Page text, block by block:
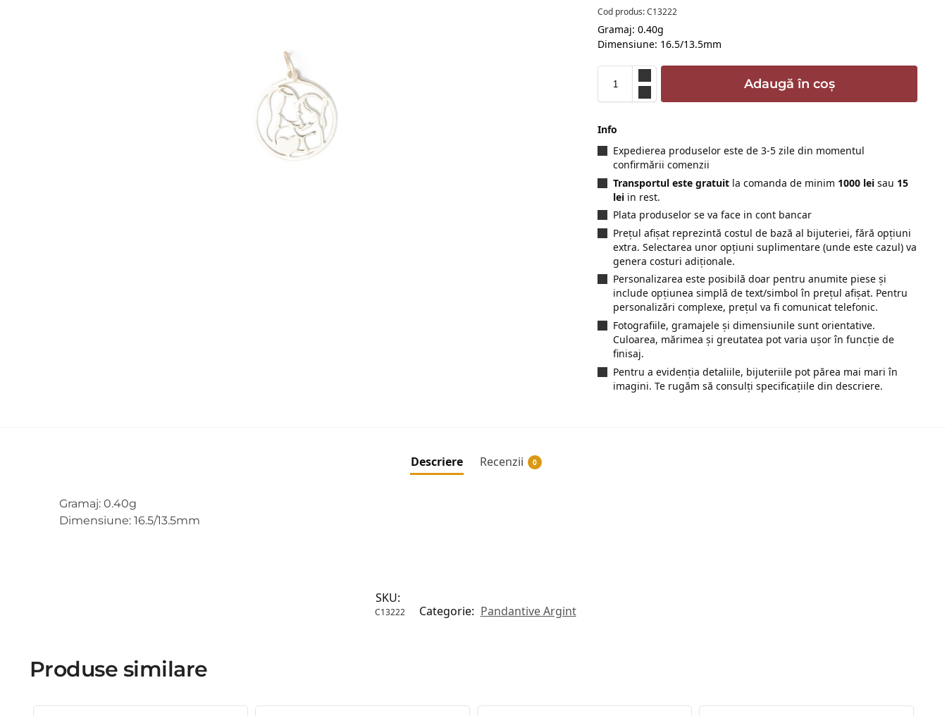
Cod produs: C13222
Gramaj: 0.40g
Dimensiune: 16.5/13.5mm
Adaugă în coș
Info
Expedierea produselor este de 3-5 zile din momentul
confirmării comenzii
Transportul este gratuit la comanda de minim 1000 lei sau 15
lei in rest.
Plata produselor se va face in cont bancar
Prețul afișat reprezintă costul de bază al bijuteriei, fără opțiuni
extra. Selectarea unor opțiuni suplimentare (unde este cazul) va
genera costuri adiționale.
Personalizarea este posibilă doar pentru anumite piese și
include opțiunea simplă de text/simbol în prețul afișat. Pentru
personalizări complexe, prețul va fi comunicat telefonic.
Fotografiile, gramajele și dimensiunile sunt orientative.
Culoarea, mărimea și greutatea pot varia ușor în funcție de
finisaj.
Pentru a evidenția detaliile, bijuteriile pot părea mai mari în
imagini. Te rugăm să consulți specificațiile din descriere.
Descriere Recenzii 0
Gramaj: 0.40g
Dimensiune: 16.5/13.5mm
SKU:
C13222 Categorie: Pandantive Argint
Produse similare